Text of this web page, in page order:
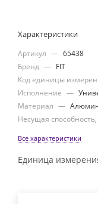
Характеристики
Артикул — 65438
Бренд — FIT
Код единицы
Исполнение —
Материал —
Несущая
Все характеристики
Единица